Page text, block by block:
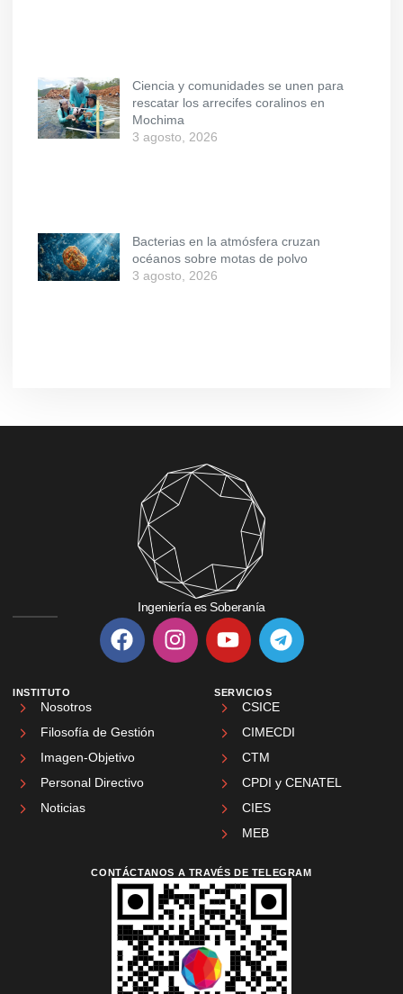
Ciencia y comunidades se unen para
rescatar los arrecifes coralinos en
Mochima
3 agosto, 2026
Bacterias en la atmósfera cruzan
océanos sobre motas de polvo
3 agosto, 2026
Ingeniería es Soberanía
INSTITUTO
Nosotros
Filosofía de Gestión
Imagen-Objetivo
Personal Directivo
Noticias
SERVICIOS
CSICE
CIMECDI
CTM
CPDI y CENATEL
CIES
MEB
CONTÁCTANOS A TRAVÉS DE TELEGRAM